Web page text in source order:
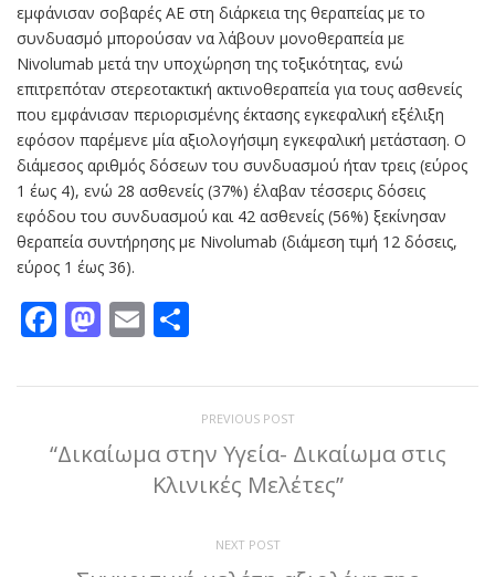
εμφάνισαν σοβαρές AE στη διάρκεια της θεραπείας με το
συνδυασμό μπορούσαν να λάβουν μονοθεραπεία με
Nivolumab μετά την υποχώρηση της τοξικότητας, ενώ
επιτρεπόταν στερεοτακτική ακτινοθεραπεία για τους ασθενείς
που εμφάνισαν περιορισμένης έκτασης εγκεφαλική εξέλιξη
εφόσον παρέμενε μία αξιολογήσιμη εγκεφαλική μετάσταση. Ο
διάμεσος αριθμός δόσεων του συνδυασμού ήταν τρεις (εύρος
1 έως 4), ενώ 28 ασθενείς (37%) έλαβαν τέσσερις δόσεις
εφόδου του συνδυασμού και 42 ασθενείς (56%) ξεκίνησαν
θεραπεία συντήρησης με Nivolumab (διάμεση τιμή 12 δόσεις,
εύρος 1 έως 36).
Facebook
Mastodon
Email
PREVIOUS POST
“Δικαίωμα στην Υγεία- Δικαίωμα στις
Κλινικές Μελέτες”
NEXT POST